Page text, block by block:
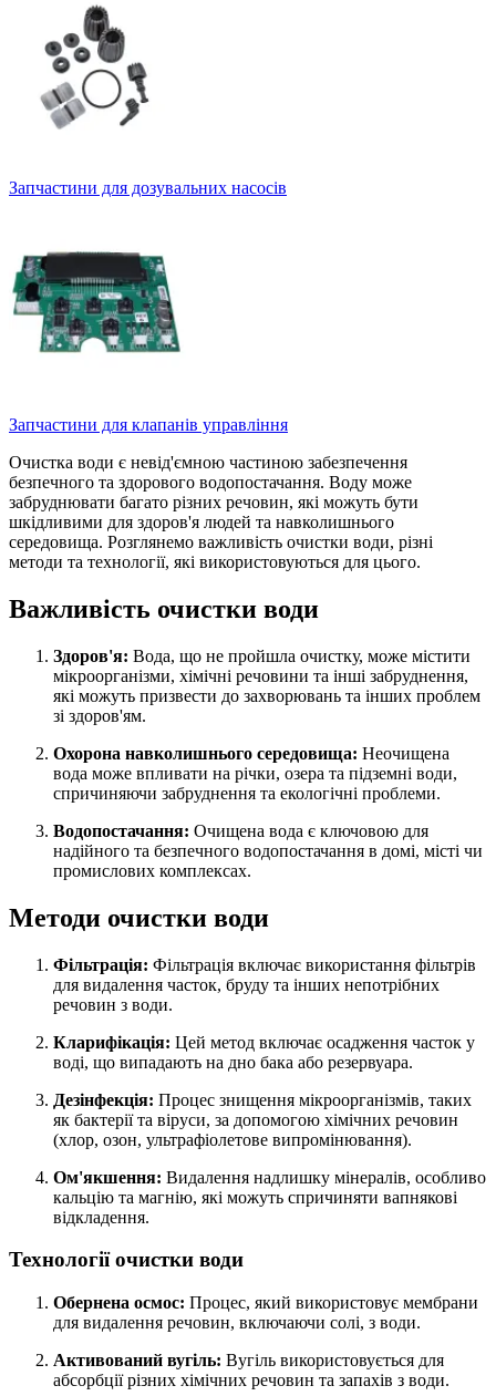
Запчастини для дозувальних насосів
Запчастини для клапанів управління
Очистка води є невід'ємною частиною забезпечення
безпечного та здорового водопостачання. Воду може
забруднювати багато різних речовин, які можуть бути
шкідливими для здоров'я людей та навколишнього
середовища. Розглянемо важливість очистки води, різні
методи та технології, які використовуються для цього.
Важливість очистки води
Здоров'я: Вода, що не пройшла очистку, може містити
мікроорганізми, хімічні речовини та інші забруднення,
які можуть призвести до захворювань та інших проблем
зі здоров'ям.
Охорона навколишнього середовища: Неочищена
вода може впливати на річки, озера та підземні води,
спричиняючи забруднення та екологічні проблеми.
Водопостачання: Очищена вода є ключовою для
надійного та безпечного водопостачання в домі, місті чи
промислових комплексах.
Методи очистки води
Фільтрація: Фільтрація включає використання фільтрів
для видалення часток, бруду та інших непотрібних
речовин з води.
Кларифікація: Цей метод включає осадження часток у
воді, що випадають на дно бака або резервуара.
Дезінфекція: Процес знищення мікроорганізмів, таких
як бактерії та віруси, за допомогою хімічних речовин
(хлор, озон, ультрафіолетове випромінювання).
Ом'якшення: Видалення надлишку мінералів, особливо
кальцію та магнію, які можуть спричиняти вапнякові
відкладення.
Технології очистки води
Обернена осмос: Процес, який використовує мембрани
для видалення речовин, включаючи солі, з води.
Активований вугіль: Вугіль використовується для
абсорбції різних хімічних речовин та запахів з води.